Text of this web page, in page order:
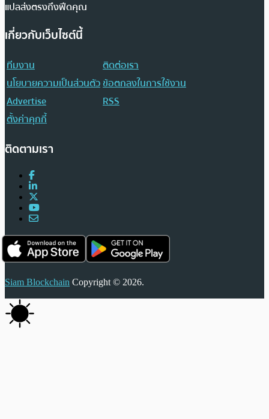
แปลส่งตรงถึงฟีดคุณ
เกี่ยวกับเว็บไซต์นี้
ทีมงาน
ติดต่อเรา
นโยบายความเป็นส่วนตัวข้อตกลงในการใช้งาน
Advertise
RSS
ตั้งค่าคุกกี้
ติดตามเรา
Siam Blockchain Copyright © 2026.